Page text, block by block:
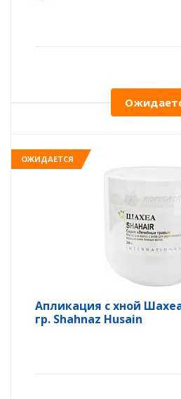
ОЖИДАЕТСЯ
Апликация с хной
гр. Shahnaz Husain